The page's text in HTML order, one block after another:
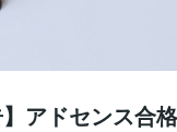
】アドセンス合